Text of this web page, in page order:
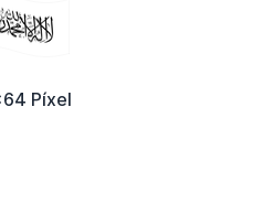
Píxel